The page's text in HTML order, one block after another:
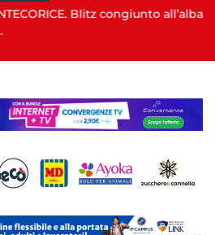
Blitz congiunto all’alba di oggi da